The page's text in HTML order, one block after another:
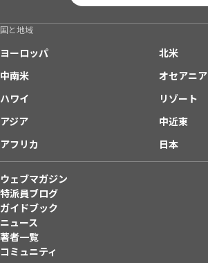
国と地域
ヨーロッパ
北米
中南米
オセアニア
ハワイ
リゾート
アジア
中近東
アフリカ
日本
ウェブマガジン
特派員ブログ
ガイドブック
ニュース
著者一覧
コミュニティ